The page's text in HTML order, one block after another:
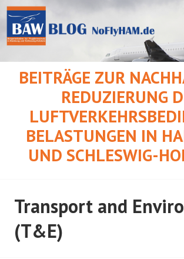
Springe
zum
Inhalt
BEITRÄGE ZUR
REDUZIERUNG
BELASTUNGEN IN
UND SCHLESWIG-
Transport and
(T&E)